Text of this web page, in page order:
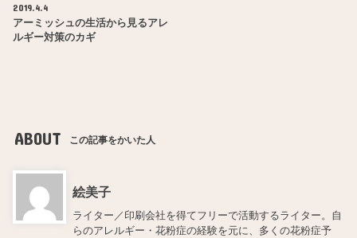
2019.4.4
アーミッシュの生活から見るアレ
ルギー対策のカギ
ABOUT この記事をかいた人
絵美子
ライター／印刷会社を得てフリーで活動するライター。自
らのアレルギー・花粉症の経験を元に、多くの花粉症予